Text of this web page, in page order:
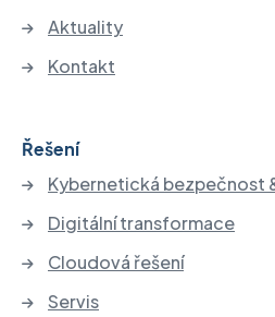
Aktuality
Kontakt
Řešení
Kybernetická bezpečnost
Digitální transformace
Cloudová řešení
Servis